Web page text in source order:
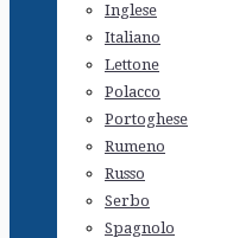
Inglese
Italiano
Lettone
Polacco
Portoghese
Rumeno
Russo
Serbo
Spagnolo